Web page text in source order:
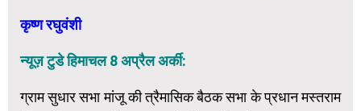
कृष्ण रघुवंशी
न्यूज़ टुडे हिमाचल 8 अप्रैल अर्की:
ग्राम सुधार सभा मांजू की त्रैमासिक बैठक सभा के प्रधान मस्तराम